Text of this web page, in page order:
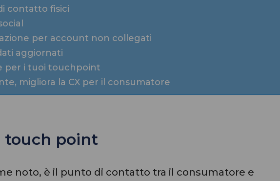
contatto fisici
per account non collegati
aggiornati
per i tuoi touchpoint
migliora la CX per il consumatore
touch point
noto, è il punto di contatto tra il consumatore e